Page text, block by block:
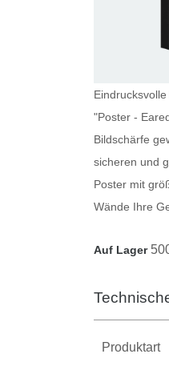
"Poster -
Bildschärfe
sicheren und
Poster mit
Wände Ihre
Auf Lager
Produktart